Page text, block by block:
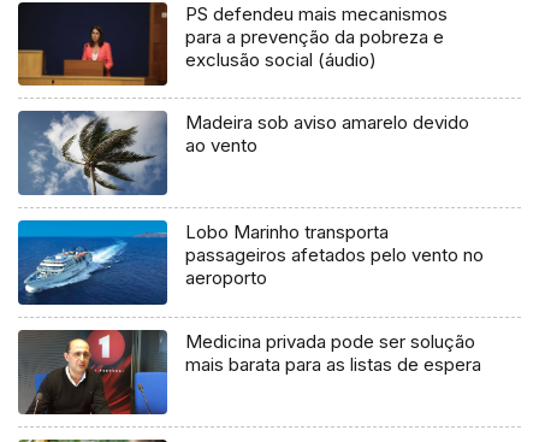
PS defendeu mais mecanismos
para a prevenção da pobreza e
exclusão social (áudio)
Madeira sob aviso amarelo devido
ao vento
Lobo Marinho transporta
passageiros afetados pelo vento no
aeroporto
Medicina privada pode ser solução
mais barata para as listas de espera